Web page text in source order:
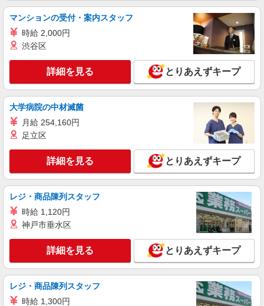
マンションの受付・案内スタッフ
時給 2,000円
渋谷区
詳細を見る とりあえずキープ
大学病院の中材滅菌
月給 254,160円
足立区
詳細を見る とりあえずキープ
レジ・商品陳列スタッフ
時給 1,120円
神戸市垂水区
詳細を見る とりあえずキープ
レジ・商品陳列スタッフ
時給 1,300円